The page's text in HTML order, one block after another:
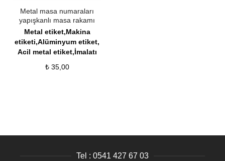
Metal masa numaraları
yapışkanlı masa rakamı
Metal etiket,Makina
etiketi,Alüminyum etiket,
Acil metal etiket,İmalatı
₺35,00
Tel : 0541 427 67 03